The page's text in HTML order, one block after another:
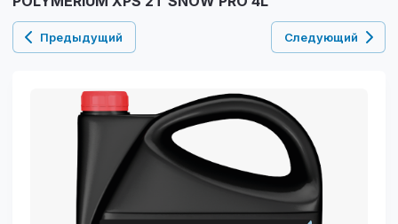
Предыдущий Следующий